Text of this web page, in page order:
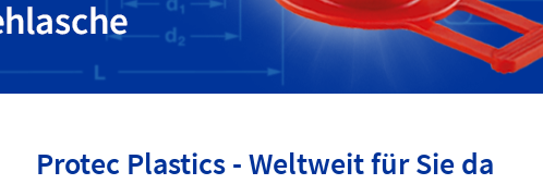
Protec Plastics - Weltweit für Sie da